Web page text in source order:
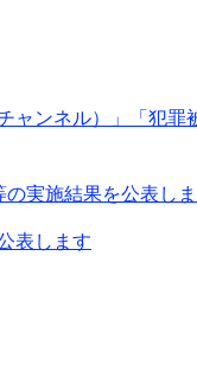
ネル）」「犯罪被
実施結果を公表し
表します